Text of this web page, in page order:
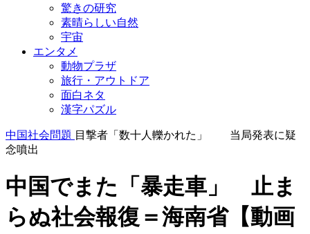
驚きの研究
素晴らしい自然
宇宙
エンタメ
動物プラザ
旅行・アウトドア
面白ネタ
漢字パズル
中国社会問題 目撃者「数十人轢かれた」 当局発表に疑
念噴出
中国でまた「暴走車」 止ま
らぬ社会報復＝海南省【動画